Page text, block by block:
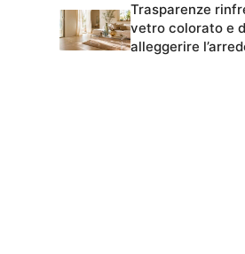
Trasparenze
vetro colorato e
alleggerire